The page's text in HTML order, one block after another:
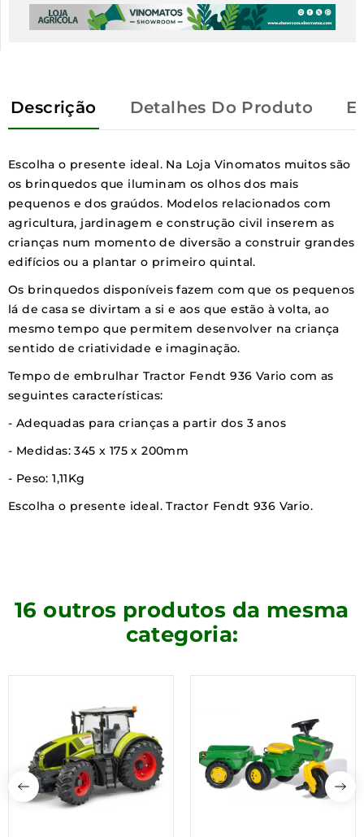
Descrição Detalhes Do Produto
Escolha o presente ideal. Na Loja Vinomatos muitos são
os brinquedos que iluminam os olhos dos mais
pequenos e dos graúdos. Modelos relacionados com
agricultura, jardinagem e construção civil inserem as
crianças num momento de diversão a construir grandes
edifícios ou a plantar o primeiro quintal.
Os brinquedos disponíveis fazem com que os pequenos
lá de casa se divirtam a si e aos que estão à volta, ao
mesmo tempo que permitem desenvolver na criança
sentido de criatividade e imaginação.
Tempo de embrulhar Tractor Fendt 936 Vario com as
seguintes características:
- Adequadas para crianças a partir dos 3 anos
- Medidas: 345 x 175 x 200mm
- Peso: 1,11Kg
Escolha o presente ideal. Tractor Fendt 936 Vario.
16 outros produtos da mesma
categoria: